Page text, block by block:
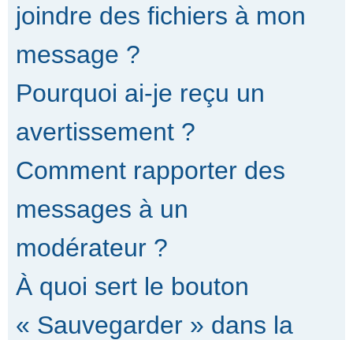
joindre des fichiers à mon
message ?
Pourquoi ai-je reçu un
avertissement ?
Comment rapporter des
messages à un
modérateur ?
À quoi sert le bouton
« Sauvegarder » dans la